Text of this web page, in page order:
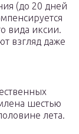
(до 20 дней
вида иксии.
взгляд даже
шестью
лета.